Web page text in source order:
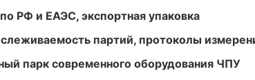
РФ и ЕАЭС, экспортная упаковка
партий, протоколы
парк современного оборудования ЧПУ